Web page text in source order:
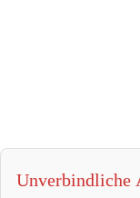
Unverbindliche